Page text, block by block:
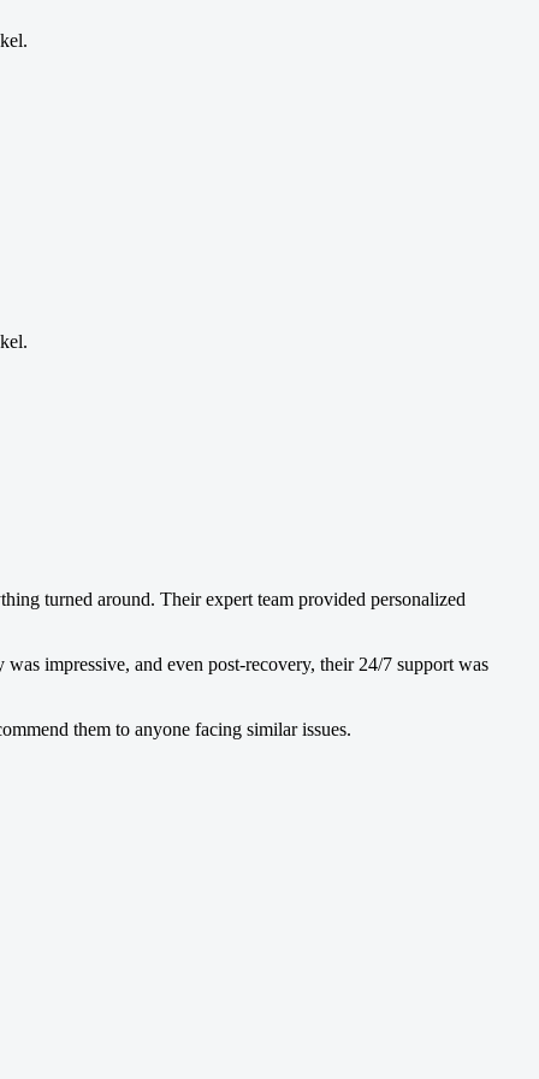
turned around. Their expert team provided personalized
impressive, and even post-recovery, their 24/7 support was
them to anyone facing similar issues.